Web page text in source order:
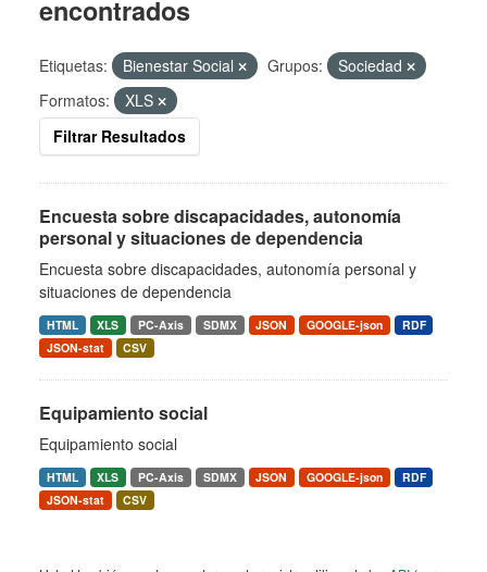
encontrados
Etiquetas: Bienestar Social Grupos:
Sociedad
Formatos:
XLS
Filtrar Resultados
Encuesta sobre discapacidades, autonomía
personal y situaciones de dependencia
Encuesta sobre discapacidades, autonomía personal y
situaciones de dependencia
HTML XLS PC-Axis SDMX JSON GOOGLE-json
RDF
JSON-stat
CSV
Equipamiento social
Equipamiento social
HTML XLS PC-Axis SDMX JSON GOOGLE-json
RDF
JSON-stat
CSV